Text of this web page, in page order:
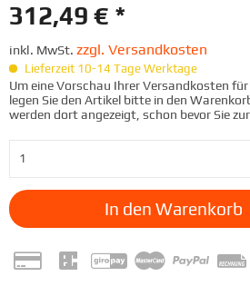
312,49 € *
inkl. MwSt. zzgl. Versandkosten
Lieferzeit 10-14 Tage Werktage
Um eine Vorschau Ihrer Versandkosten für
legen Sie den Artikel bitte in den
werden dort angezeigt, schon bevor Sie
In den Warenkorb